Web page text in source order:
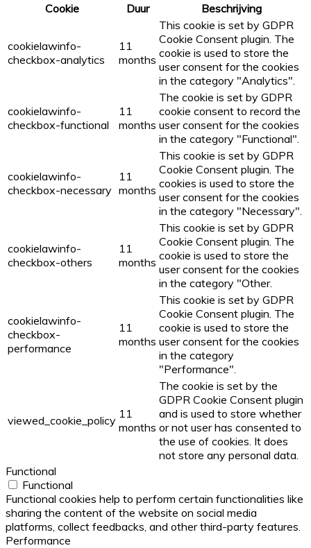
Cookie
Duur Beschrijving
cookielawinfo-
checkbox-analytics
11
months
This cookie is set by GDPR
Cookie Consent plugin. The
cookie is used to store the
user consent for the cookies
in the category "Analytics".
cookielawinfo-
checkbox-functional
11
months
The cookie is set by GDPR
cookie consent to record the
user consent for the cookies
in the category "Functional".
cookielawinfo-
checkbox-necessary
11
months
This cookie is set by GDPR
Cookie Consent plugin. The
cookies is used to store the
user consent for the cookies
in the category "Necessary".
cookielawinfo-
checkbox-others
11
months
This cookie is set by GDPR
Cookie Consent plugin. The
cookie is used to store the
user consent for the cookies
in the category "Other.
cookielawinfo-
checkbox-
performance
11
months
This cookie is set by GDPR
Cookie Consent plugin. The
cookie is used to store the
user consent for the cookies
in the category
"Performance".
viewed_cookie_policy 11
months
The cookie is set by the
GDPR Cookie Consent plugin
and is used to store whether
or not user has consented to
the use of cookies. It does
not store any personal data.
Functional
Functional
Functional cookies help to perform certain functionalities like
sharing the content of the website on social media
platforms, collect feedbacks, and other third-party features.
Performance